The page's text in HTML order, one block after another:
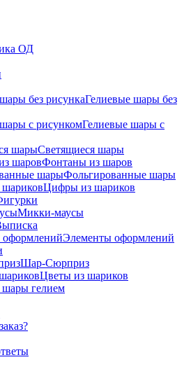
ОД
Гелиевые шары без
Гелиевые шары с
Светящиеся шары
Фонтаны из шаров
Фольгированные шары
Цифры из шариков
Микки-маусы
Элементы оформлений
Шар-Сюрприз
Цветы из шариков
шары гелием